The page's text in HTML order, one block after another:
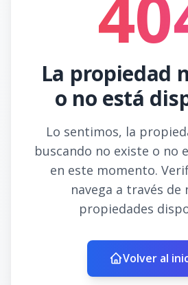
La propiedad
o no está
Lo sentimos, la
buscando no existe o no
en este momento.
navega a través de
propiedades
Volver al